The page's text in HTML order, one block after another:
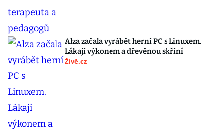
Alza začala vyrábět herní PC s Linuxem.
Lákají výkonem a dřevěnou skříní
Živě.cz